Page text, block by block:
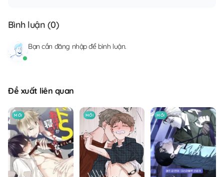
Bình luận (0)
Bạn cần đăng nhậpđể bình luận.
Đề xuất liên quan
MỚI MỚI MỚI